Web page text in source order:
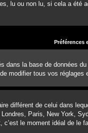
lu ou non lu, si cela a
Préférences
la base de données
modifier tous vos réglages
différent de celui dans
Paris, New York,
le moment idéal de le